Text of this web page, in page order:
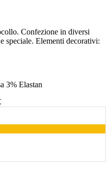
Confezione in diversi
speciale. Elementi decorativi:
3% Elastan